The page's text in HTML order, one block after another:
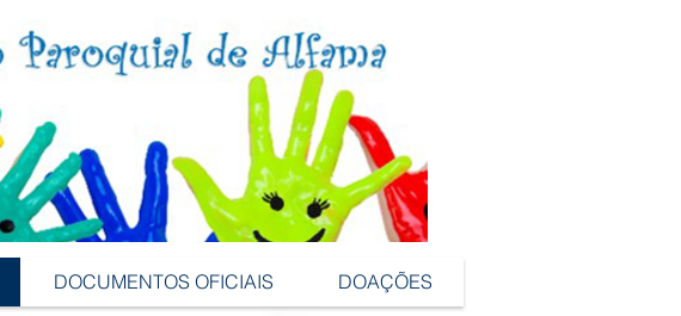
DOCUMENTOS OFICIAIS DOAÇÕES
DOCUMENTOS OFICIAIS DOAÇÕES